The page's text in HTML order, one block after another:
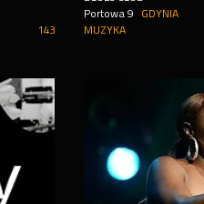
143
Portowa 9
GDYNIA
MUZYKA